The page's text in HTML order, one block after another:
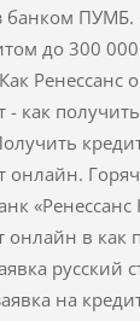
банком ПУМБ.
до 300 000
Ренессанс
- как
онлайн.
«Ренессанс
онлайн в как
русский
на